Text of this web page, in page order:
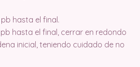
hasta el final.
pb hasta el final, cerrar en redondo
inicial, teniendo cuidado de no